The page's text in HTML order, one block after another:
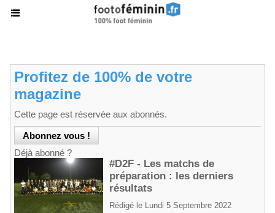
Profitez de 100% de votre
magazine
Cette page est réservée aux abonnés.
Déjà abonné ?
#D2F - Les matchs de
préparation : les derniers
résultats
Rédigé le Lundi 5 Septembre 2022